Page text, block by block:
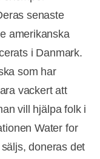
senaste
amerikanska
i Danmark.
som har
vackert att
vill hjälpa folk i
Water for
doneras det